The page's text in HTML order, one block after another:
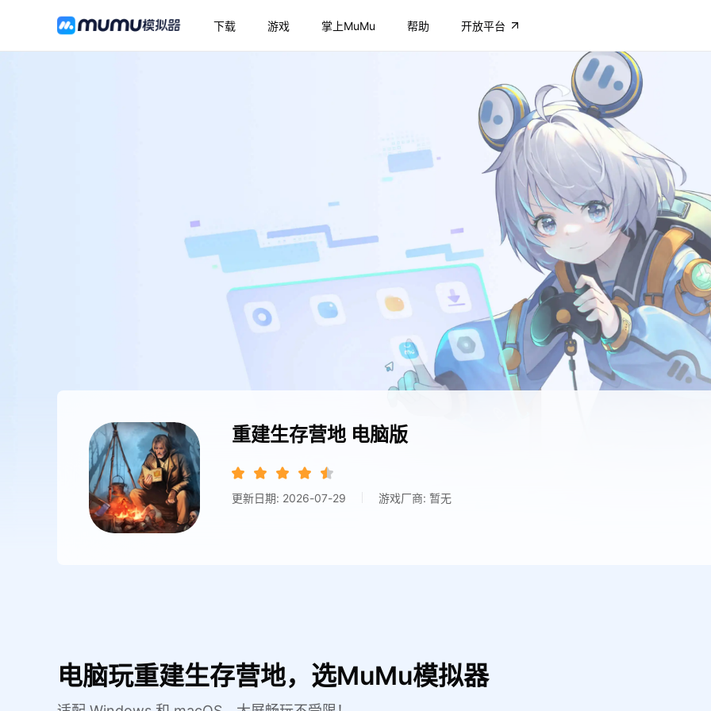
下载 游戏 掌上MuMu 帮助 开放平台
重建生存营地 电脑版
更新日期: 2026-07-29 游戏厂商: 暂无
电脑玩重建生存营地，选MuMu模拟器